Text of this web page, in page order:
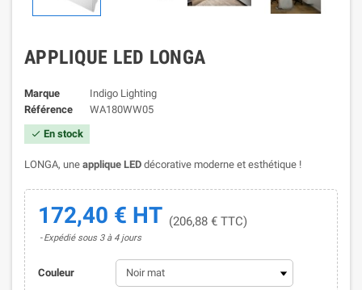
APPLIQUE LED LONGA
Marque
Indigo Lighting
Référence
WA180WW05
 En stock
LONGA, une applique LED décorative moderne et esthétique !
172,40 € HT (206,88 € TTC)
Expédié sous 3 à 4 jours
Couleur